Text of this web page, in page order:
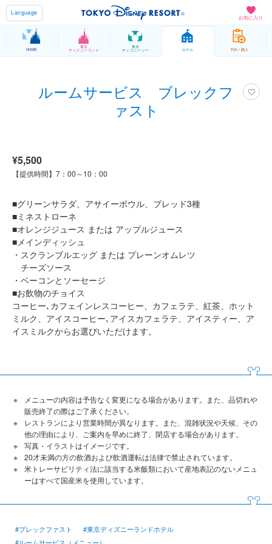
お気に入り
Language
HOME
東京
ディズニーランド
東京
ディズニーシー ホテル 予約 / 購入
ルームサービス ブレックフ
ァスト
¥5,500
【提供時間】7：00～10：00
■グリーンサラダ、アサイーボウル、ブレッド3種
■ミネストローネ
■オレンジジュース または アップルジュース
■メインディッシュ
・スクランブルエッグ または プレーンオムレツ
チーズソース
・ベーコンとソーセージ
■お飲物のチョイス
コーヒー､カフェインレスコーヒー、カフェラテ、紅茶、ホット
ミルク、アイスコーヒー､アイスカフェラテ、アイスティー、ア
イスミルクからお選びいただけます。
メニューの内容は予告なく変更になる場合があります。また、品切れや
販売終了の際はご了承ください。
レストランにより営業時間が異なります。また、混雑状況や天候、その
他の理由により、ご案内を早めに終了、閉店する場合があります。
写真・イラストはイメージです。
20才未満の方の飲酒および飲酒運転は法律で禁止されています。
米トレーサビリティ法に該当する米飯類において産地表記のないメニュ
ーはすべて国産米を使用しています。
#ブレックファスト
#東京ディズニーランドホテル